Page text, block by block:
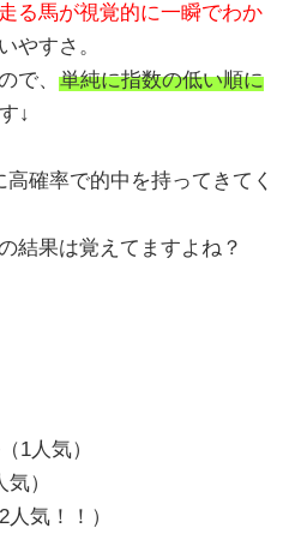
走る馬が視覚的に一瞬でわか
やすさ。
で、単純に指数の低い順に
↓
高確率で的中を持ってきてく
結果は覚えてますよね？
1人気）
）
気！！）